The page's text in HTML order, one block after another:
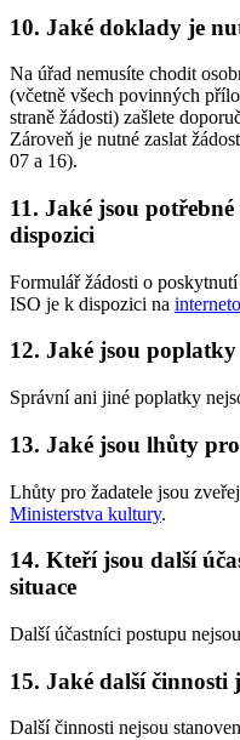
10. Jaké doklady je
Na úřad nemusíte chodit
(včetně všech povinných
straně žádosti) zašlete
Zároveň je nutné zaslat
07 a 16).
11. Jaké jsou
dispozici
Formulář žádosti o
ISO je k dispozici na
12. Jaké jsou
Správní ani jiné poplatky
13. Jaké jsou lhůty
Lhůty pro žadatele jsou
Ministerstva kultury.
14. Kteří jsou další
situace
Další účastníci postupu
15. Jaké další činnosti
Další činnosti nejsou